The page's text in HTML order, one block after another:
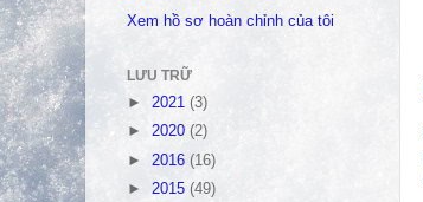
Xem hồ sơ hoàn chỉnh của tôi
LƯU TRỮ
► 2021 (3)
► 2020 (2)
► 2016 (16)
► 2015 (49)